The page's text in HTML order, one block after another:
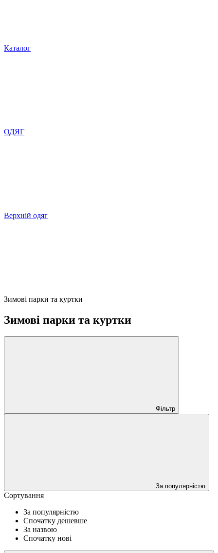
Каталог
ОДЯГ
Верхній одяг
Зимові парки та куртки
Зимові парки та куртки
Фільтр
За популярністю
Сортування
За популярністю
Спочатку дешевше
За назвою
Спочатку нові